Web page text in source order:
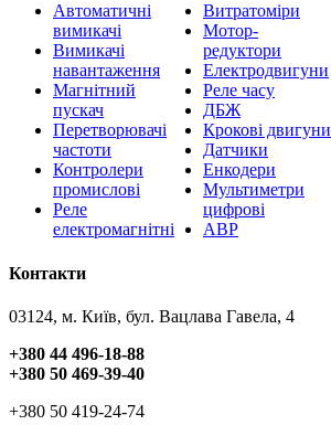
Автоматичні
вимикачі
Вимикачі
навантаження
Магнітний
пускач
Перетворювачі
частоти
Контролери
промислові
Реле
електромагнітні
Витратоміри
Мотор-
редуктори
Електродвигуни
Реле часу
ДБЖ
Крокові двигуни
Датчики
Енкодери
Мультиметри
цифрові
АВР
Контакти
03124, м. Київ, бул. Вацлава Гавела, 4
+380 44 496-18-88
+380 50 469-39-40
+380 50 419-24-74